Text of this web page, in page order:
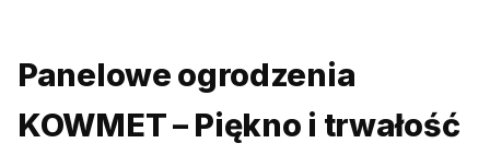
Panelowe ogrodzenia
KOWMET – Piękno i trwałość